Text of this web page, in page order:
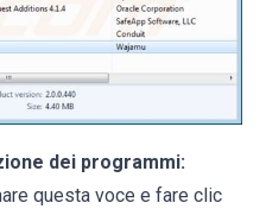
dei programmi:
questa voce e fare clic